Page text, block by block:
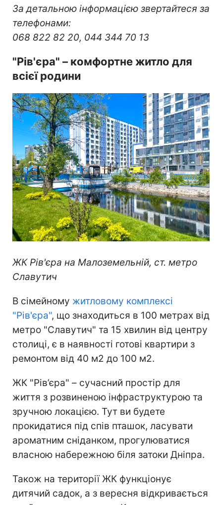
За детальною інформацією звертайтеся за
телефонами:
068 822 82 20, 044 344 70 13
"Рів'єра" – комфортне житло для
всієї родини
ЖК Рів'єра на Малоземельній, ст. метро
Славутич
В сімейному житловому комплексі
"Рів'єра", що знаходиться в 100 метрах від
метро "Славутич" та 15 хвилин від центру
столиці, є в наявності готові квартири з
ремонтом від 40 м2 до 100 м2.
ЖК "Рів’єра" – сучасний простір для
життя з розвиненою інфраструктурою та
зручною локацією. Тут ви будете
прокидатися під спів пташок, ласувати
ароматним сніданком, прогулюватися
власною набережною біля затоки Дніпра.
Також на території ЖК функціонує
дитячий садок, а з вересня відкривається